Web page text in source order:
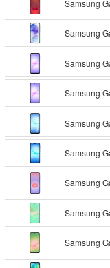
Samsung
Samsung
Samsung
Samsung
Samsung
Samsung
Samsung
Samsung
Samsung